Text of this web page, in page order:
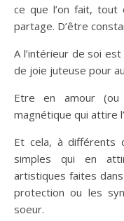
ce que l’on fait, tout
partage. D’être
A l’intérieur de soi
de joie juteuse pour
Etre en amour (ou
magnétique qui attire
Et cela, à différents
simples qui en
artistiques faites
protection ou les
soeur.